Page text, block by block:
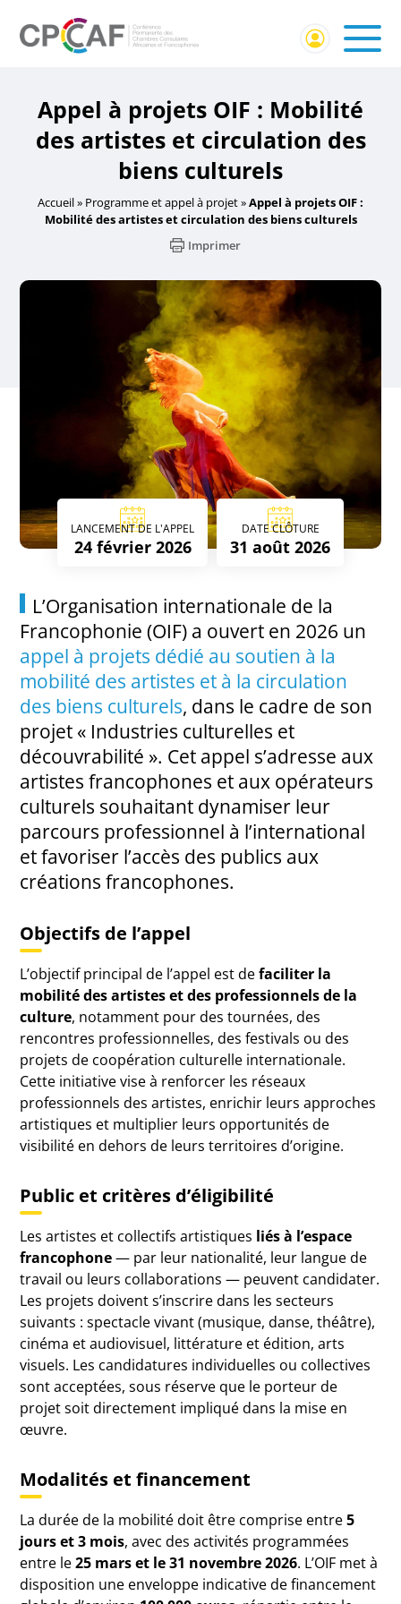
Appel à projets OIF : Mobilité
des artistes et circulation des
biens culturels
Accueil» Programme et appel à projet»Appel à projets OIF :
Mobilité des artistes et circulation des biens culturels
Imprimer
LANCEMENT DE L'APPEL
24 février 2026
DATE CLÔTURE
31 août 2026
L’Organisation internationale de la
Francophonie (OIF) a ouvert en 2026 un
appel à projets dédié au soutien à la
mobilité des artistes et à la circulation
des biens culturels, dans le cadre de son
projet « Industries culturelles et
découvrabilité ». Cet appel s’adresse aux
artistes francophones et aux opérateurs
culturels souhaitant dynamiser leur
parcours professionnel à l’international
et favoriser l’accès des publics aux
créations francophones.
Objectifs de l’appel
L’objectif principal de l’appel est defaciliter la
mobilité des artistes et des professionnels de la
culture, notamment pour des tournées, des
rencontres professionnelles, des festivals ou des
projets de coopération culturelle internationale.
Cette initiative vise à renforcer les réseaux
professionnels des artistes, enrichir leurs approches
artistiques et multiplier leurs opportunités de
visibilité en dehors de leurs territoires d’origine.
Public et critères d’éligibilité
Les artistes et collectifs artistiques liés à l’espace
francophone— par leur nationalité, leur langue de
travail ou leurs collaborations — peuvent candidater.
Les projets doivent s’inscrire dans les secteurs
suivants : spectacle vivant (musique, danse, théâtre),
cinéma et audiovisuel, littérature et édition, arts
visuels. Les candidatures individuelles ou collectives
sont acceptées, sous réserve que le porteur de
projet soit directement impliqué dans la mise en
œuvre.
Modalités et financement
La durée de la mobilité doit être comprise entre5
jours et 3 mois, avec des activités programmées
entre le25 mars et le 31 novembre 2026. L’OIF met à
disposition une enveloppe indicative de financement